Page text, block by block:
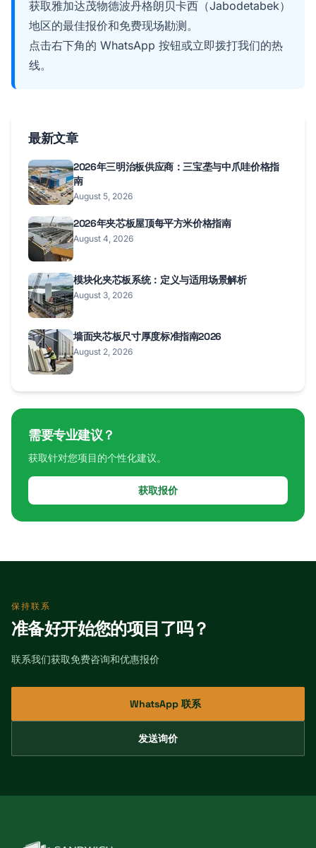
获取雅加达茂物德波丹格朗贝卡西（Jabodetabek）
地区的最佳报价和免费现场勘测。
点击右下角的 WhatsApp 按钮或立即拨打我们的热
线。
最新文章
2026年三明治板供应商：三宝垄与中爪哇价格指
南
August 5, 2026
2026年夹芯板屋顶每平方米价格指南
August 4, 2026
模块化夹芯板系统：定义与适用场景解析
August 3, 2026
墙面夹芯板尺寸厚度标准指南2026
August 2, 2026
需要专业建议？
获取针对您项目的个性化建议。
获取报价
保持联系
准备好开始您的项目了吗？
联系我们获取免费咨询和优惠报价
WhatsApp 联系
发送询价